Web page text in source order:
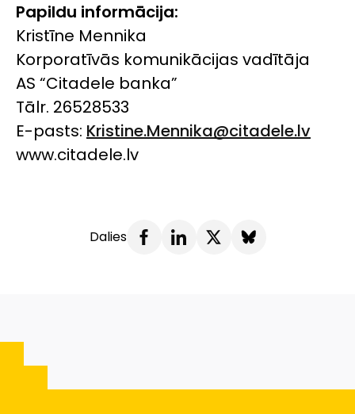
Papildu informācija:
Kristīne Mennika
Korporatīvās komunikācijas vadītāja
AS “Citadele banka”
Tālr. 26528533
E-pasts: Kristine.Mennika@citadele.lv
www.citadele.lv
Dalies